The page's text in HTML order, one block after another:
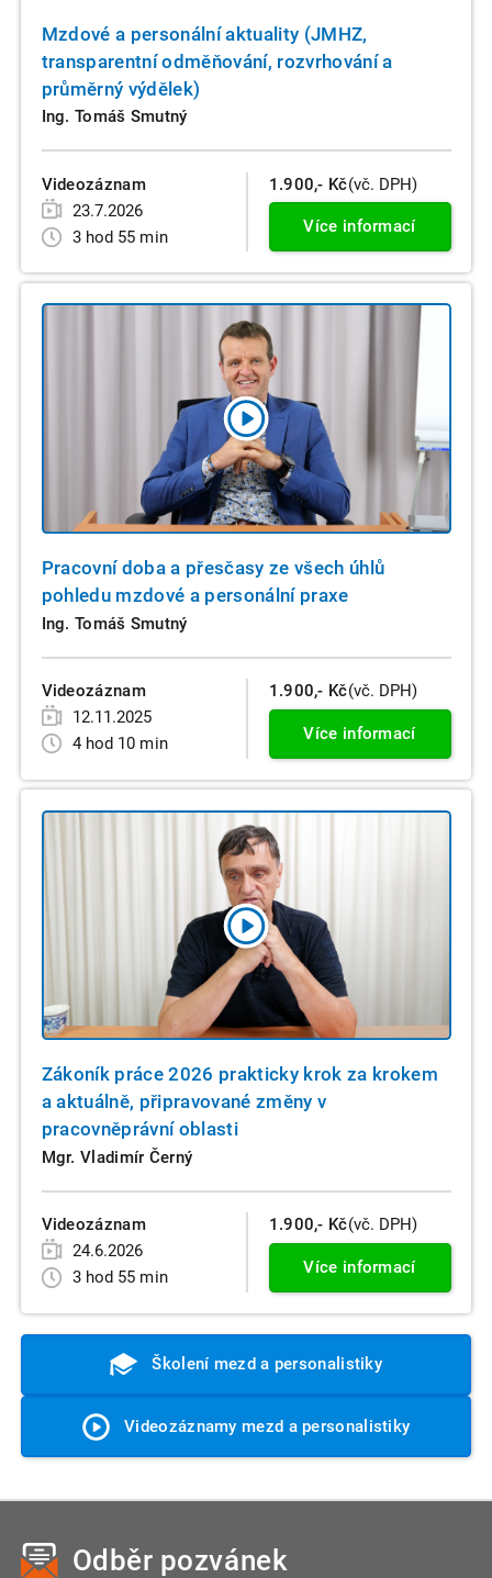
Mzdové a personální aktuality (JMHZ,
transparentní odměňování, rozvrhování a
průměrný výdělek)
Ing. Tomáš Smutný
Videozáznam
23.7.2026
3 hod 55 min
1.900,- Kč(vč. DPH)
Více informací
Pracovní doba a přesčasy ze všech úhlů
pohledu mzdové a personální praxe
Ing. Tomáš Smutný
Videozáznam
12.11.2025
4 hod 10 min
1.900,- Kč(vč. DPH)
Více informací
Zákoník práce 2026 prakticky krok za krokem
a aktuálně, připravované změny v
pracovněprávní oblasti
Mgr. Vladimír Černý
Videozáznam
24.6.2026
3 hod 55 min
1.900,- Kč(vč. DPH)
Více informací
Školení mezd a personalistiky
Videozáznamy mezd a personalistiky
Odběr pozvánek